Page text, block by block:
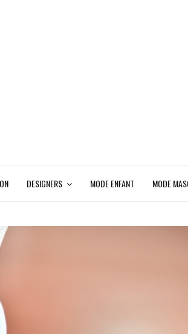
DESIGNERS MODE ENFANT MODE